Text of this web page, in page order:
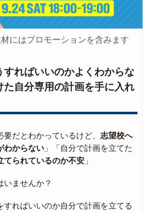
にはプロモーションを含みます
すればいいのかよくわからな
た自分専用の計画を手に入れ
要だとわかっているけど、 志望校へ
わからない 」「自分で計画を立てた
てられているのか不安 」
いませんか？
すればいいのか自分で計画を立てる